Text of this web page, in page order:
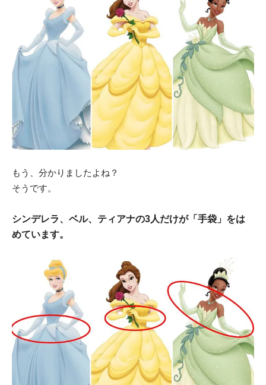
もう、分かりましたよね？
そうです。
シンデレラ、ベル、ティアナの3人だけが「手袋」をは
めています。